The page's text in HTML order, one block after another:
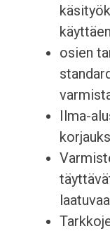
osien
Ilma-